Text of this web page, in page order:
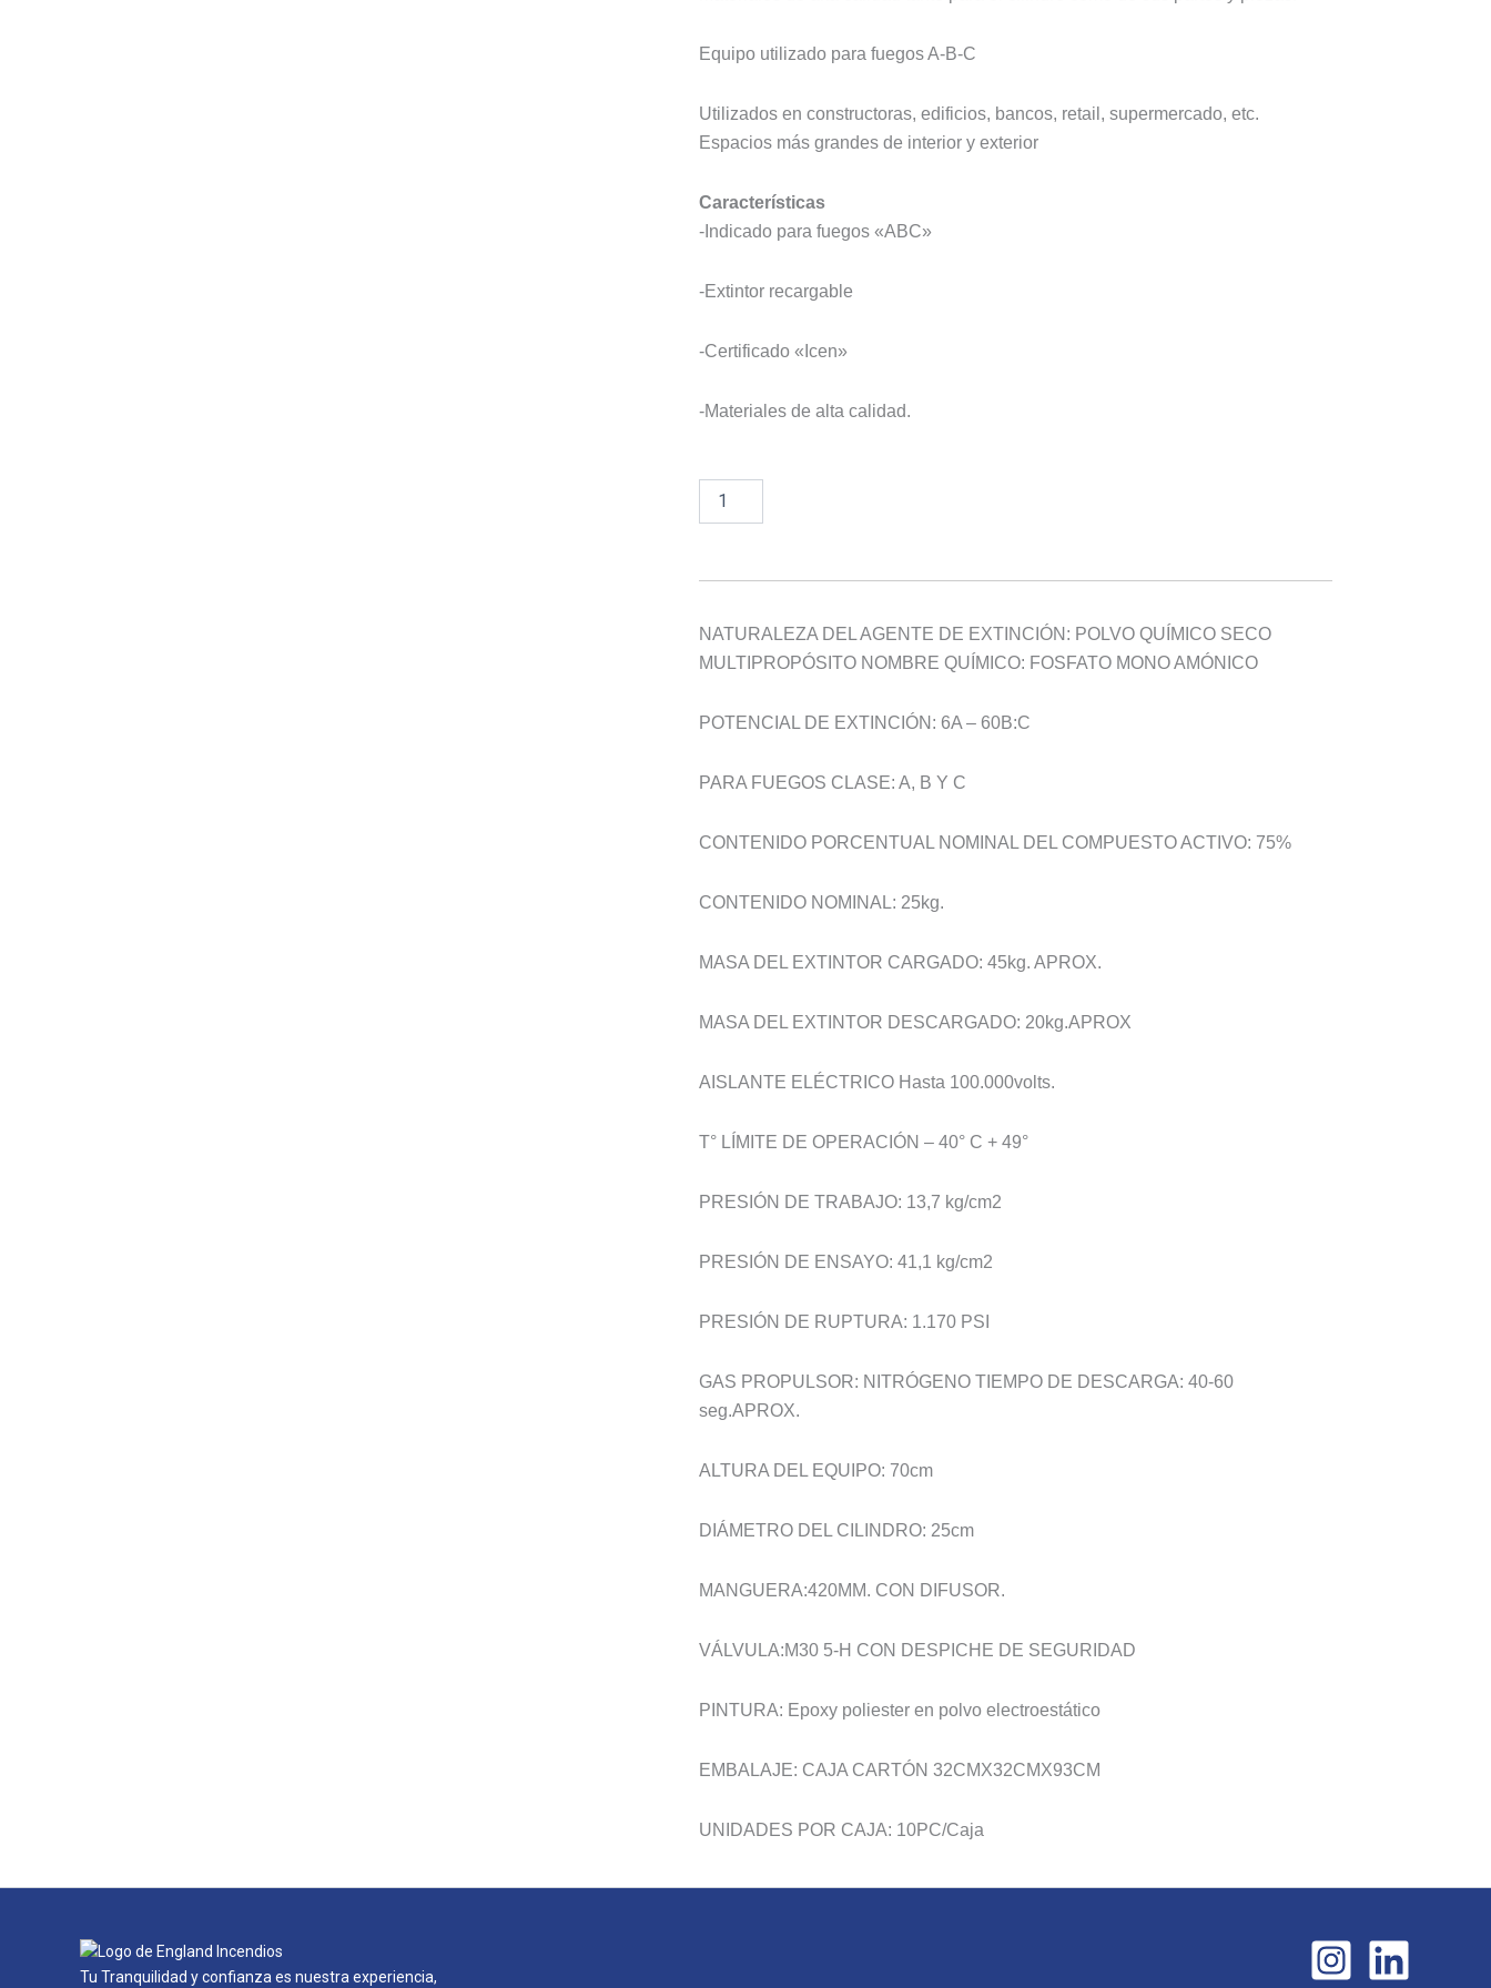
Equipo utilizado para fuegos A-B-C
Utilizados en constructoras, edificios, bancos, retail, supermercado, etc.
Espacios más grandes de interior y exterior
Características
-Indicado para fuegos «ABC»
-Extintor recargable
-Certificado «Icen»
-Materiales de alta calidad.
PQS
cantidad
NATURALEZA DEL AGENTE DE EXTINCIÓN: POLVO QUÍMICO SECO
MULTIPROPÓSITO NOMBRE QUÍMICO: FOSFATO MONO AMÓNICO
POTENCIAL DE EXTINCIÓN: 6A – 60B:C
PARA FUEGOS CLASE: A, B Y C
CONTENIDO PORCENTUAL NOMINAL DEL COMPUESTO ACTIVO: 75%
CONTENIDO NOMINAL: 25kg.
MASA DEL EXTINTOR CARGADO: 45kg. APROX.
MASA DEL EXTINTOR DESCARGADO: 20kg.APROX
AISLANTE ELÉCTRICO Hasta 100.000volts.
T° LÍMITE DE OPERACIÓN – 40° C + 49°
PRESIÓN DE TRABAJO: 13,7 kg/cm2
PRESIÓN DE ENSAYO: 41,1 kg/cm2
PRESIÓN DE RUPTURA: 1.170 PSI
GAS PROPULSOR: NITRÓGENO TIEMPO DE DESCARGA: 40-60
seg.APROX.
ALTURA DEL EQUIPO: 70cm
DIÁMETRO DEL CILINDRO: 25cm
MANGUERA:420MM. CON DIFUSOR.
VÁLVULA:M30 5-H CON DESPICHE DE SEGURIDAD
PINTURA: Epoxy poliester en polvo electroestático
EMBALAJE: CAJA CARTÓN 32CMX32CMX93CM
UNIDADES POR CAJA: 10PC/Caja
Tu Tranquilidad y confianza es nuestra experiencia,